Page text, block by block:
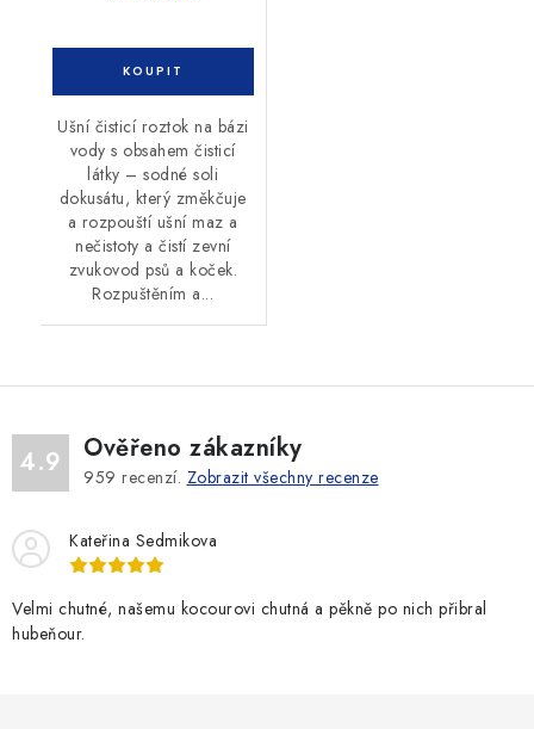
Ušní čisticí roztok na bázi
vody s obsahem čisticí
látky – sodné soli
dokusátu, který změkčuje
a rozpouští ušní maz a
nečistoty a čistí zevní
zvukovod psů a koček.
Rozpuštěním a...
4.9 Ověřeno zákazníky
959 recenzí. Zobrazit všechny recenze
Kateřina Sedmikova
Velmi chutné, našemu kocourovi chutná a pěkně po nich přibral
hubeňour.